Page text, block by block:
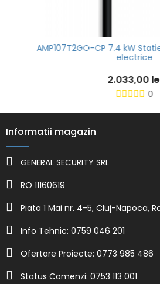
AMP107T2GO-CP 7.4 kW
electrice
2.033,00 lei
0
Informatii magazin
GENERAL SECURITY SRL
RO 11160619
Piata 1 Mai nr. 4-5, Cluj-Napoca,
Info Tehnic: 0759 046 201
Ofertare Proiecte: 0773 985 486
Status Comenzi: 0753 113 001